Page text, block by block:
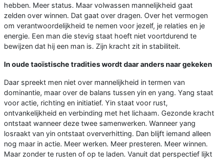
hebben. Meer status. Maar volwassen mannelijkheid gaat
zelden over winnen. Dat gaat over dragen. Over het vermogen
om verantwoordelijkheid te nemen voor jezelf, je relaties en je
energie. Een man die stevig staat hoeft niet voortdurend te
bewijzen dat hij een man is. Zijn kracht zit in stabiliteit.
In oude taoïstische tradities wordt daar anders naar gekeken
Daar spreekt men niet over mannelijkheid in termen van
dominantie, maar over de balans tussen yin en yang. Yang staat
voor actie, richting en initiatief. Yin staat voor rust,
ontvankelijkheid en verbinding met het lichaam. Gezonde kracht
ontstaat wanneer deze twee samenwerken. Wanneer yang
losraakt van yin ontstaat oververhitting. Dan blijft iemand alleen
nog maar in actie. Meer werken. Meer presteren. Meer winnen.
Maar zonder te rusten of op te laden. Vanuit dat perspectief lijkt